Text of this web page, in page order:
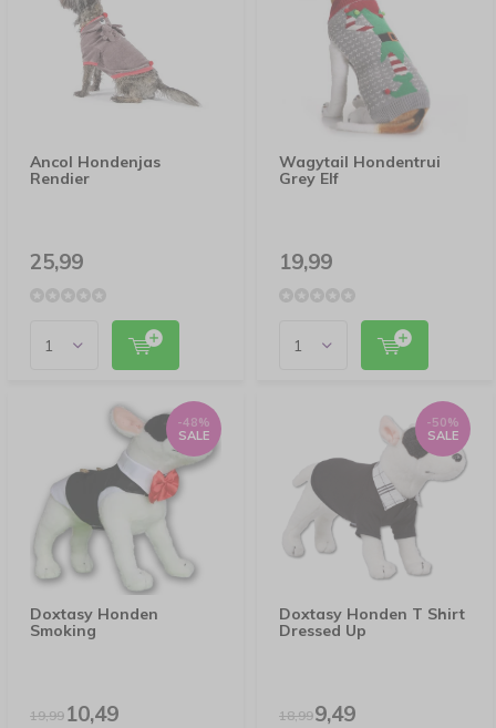
Ancol Hondenjas
Rendier
25,99
Wagytail Hondentrui
Grey Elf
19,99
Doxtasy Honden
Smoking
-48%
SALE
19,9910,49
Doxtasy Honden T Shirt
Dressed Up
-50%
SALE
18,999,49